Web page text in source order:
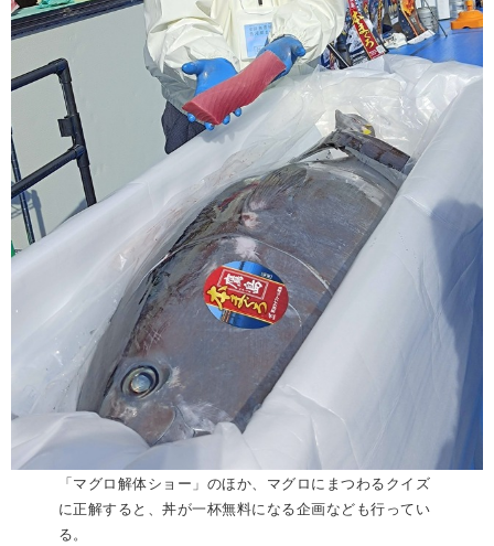
「マグロ解体ショー」のほか、マグロにまつわるクイズ
に正解すると、丼が一杯無料になる企画なども行ってい
る。